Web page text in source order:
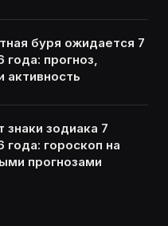
буря ожидается 7
года: прогноз,
активность
знаки зодиака 7
года: гороскоп на
прогнозами